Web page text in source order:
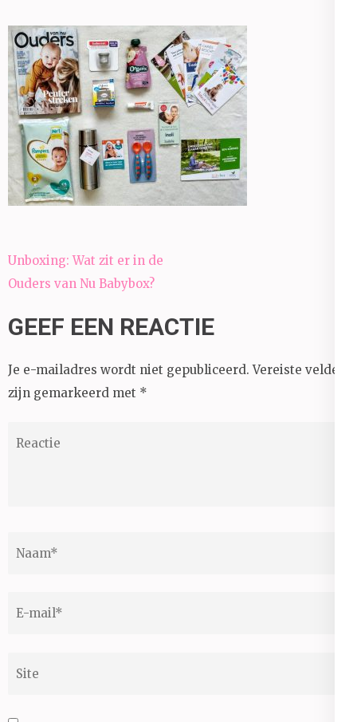
Bericht
navigatie
Unboxing: Wat zit er in de
Ouders van Nu Babybox?
GEEF EEN REACTIE
Je e-mailadres wordt niet gepubliceerd. Vereiste velden
zijn gemarkeerd met *